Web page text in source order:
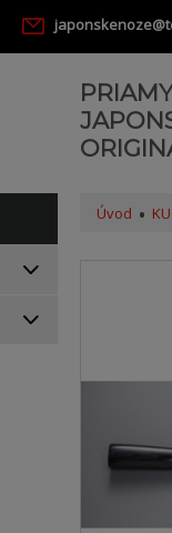
Úvod